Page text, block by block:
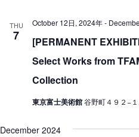
THU
7
[PERMANENT
Select Works from
Collection
October 12日, 2024年-
東京富士美術館谷野町４９２−
December 2024